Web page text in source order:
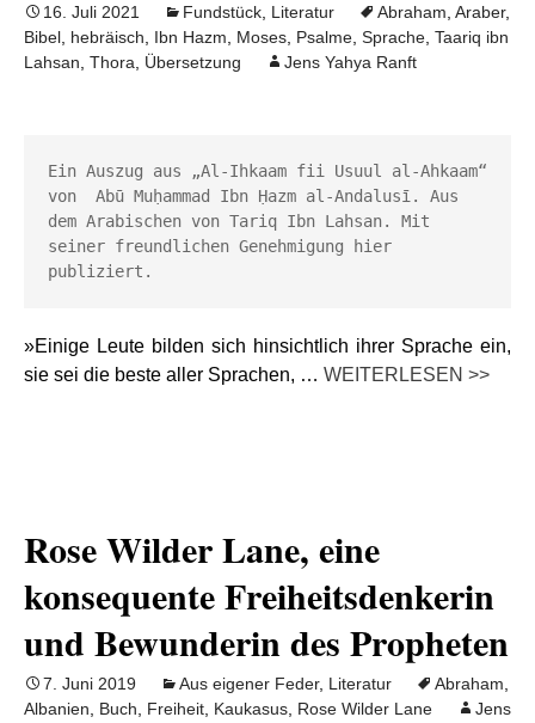
16. Juli 2021 Fundstück Literatur Abraham Araber,
Bibel hebräisch Ibn Hazm Moses Psalme Sprache Taariq ibn
Lahsan Thora Übersetzung Jens Yahya Ranft
Ein Auszug aus „Al-Ihkaam fii Usuul al-Ahkaam“
von  Abū Muḥammad Ibn Ḥazm al-Andalusı̄. Aus
dem Arabischen von Tariq Ibn Lahsan. Mit
seiner freundlichen Genehmigung hier
publiziert.
»Einige Leute bilden sich hinsichtlich ihrer Sprache ein,
sie sei die beste aller Sprachen, … WEITERLESEN >>
Rose Wilder Lane, eine
konsequente Freiheitsdenkerin
und Bewunderin des Propheten
7. Juni 2019 Aus eigener Feder, Literatur Abraham
Albanien
Buch Freiheit Kaukasus Rose Wilder Lane
Jens